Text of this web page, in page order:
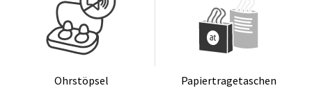
Ohr­stöp­sel Pa­pier­tra­ge­ta­schen